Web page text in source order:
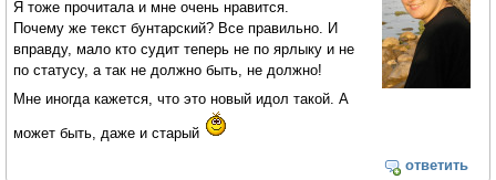
Я тоже прочитала и мне очень нравится.
Почему же текст бунтарский? Все правильно. И
вправду, мало кто судит теперь не по ярлыку и не
по статусу, а так не должно быть, не должно!
Мне иногда кажется, что это новый идол такой. А
может быть, даже и старый
ответить